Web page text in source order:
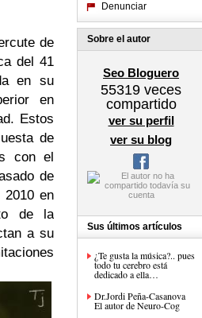
de
del 41
en su
en
Estos
de
con el
de
en
de la
a su
Denunciar
Sobre el autor
Seo Bloguero
55319 veces
compartido
ver su perfil
ver su blog
Sus últimos artículos
¿Te gusta la música?.. pues
todo tu cerebro está
dedicado a ella…
Dr.Jordi Peña-Casanova
El autor de Neuro-Cog